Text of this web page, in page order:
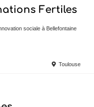
Fertiles
sociale à Bellefontaine
Toulouse